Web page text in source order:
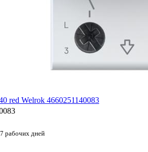
red Welrok 4660251140083
рабочих дней